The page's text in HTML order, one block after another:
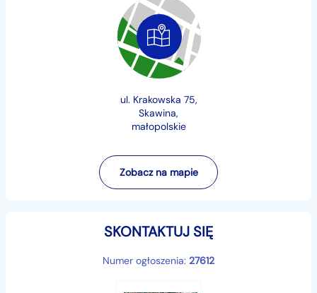
ul. Krakowska 75,
Skawina,
małopolskie
Zobacz na mapie
SKONTAKTUJ SIĘ
Numer ogłoszenia: 27612